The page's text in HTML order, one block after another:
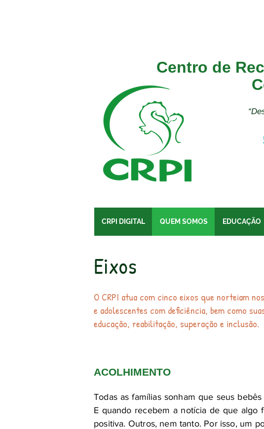
Centro de
CRPI DIGITAL QUEM SOMOS EDUCAÇÃO
Eixos
O CRPI atua com cinco eixos que norteiam
e adolescentes com deficiência, bem como
educação, reabilitação, superação e inclusão.
ACOLHIMENTO
Todas as famílias sonham que seus
E quando recebem a notícia de que algo
positiva. Outros, nem tanto. Por isso, um